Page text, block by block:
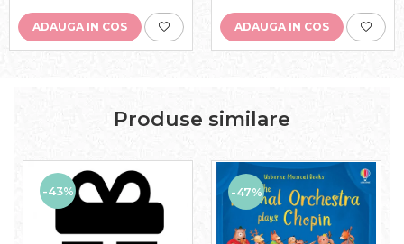
ADAUGA IN COS ADAUGA IN COS
Produse similare
-43% -47%